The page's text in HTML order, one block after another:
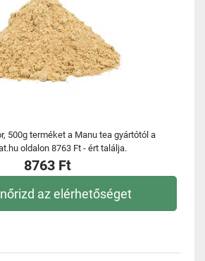
500g terméket a Manu tea gyártótól a
oldalon 8763 Ft - ért találja.
8763 Ft
az elérhetőséget